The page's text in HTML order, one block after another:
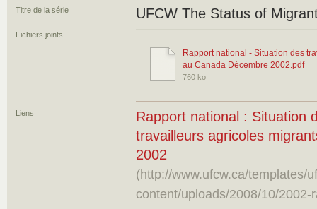
Titre de la série UFCW The Status of
Fichiers joints
Rapport national - Situation des
au Canada Décembre 2002.pdf
760 ko
Liens
Rapport national : Situation
travailleurs agricoles
2002
(http://www.ufcw.ca/templates/
content/uploads/2008/10/2002-